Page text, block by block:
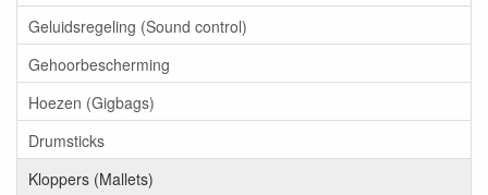
Geluidsregeling (Sound control)
Gehoorbescherming
Hoezen (Gigbags)
Drumsticks
Kloppers (Mallets)